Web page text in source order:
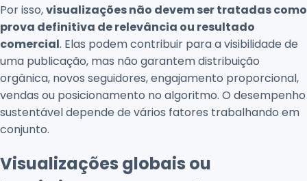
Por isso,visualizações não devem ser tratadas como
prova definitiva de relevância ou resultado
comercial. Elas podem contribuir para a visibilidade de
uma publicação, mas não garantem distribuição
orgânica, novos seguidores, engajamento proporcional,
vendas ou posicionamento no algoritmo. O desempenho
sustentável depende de vários fatores trabalhando em
conjunto.
Visualizações globais ou